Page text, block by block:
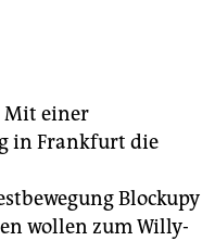
| Mit einer
in Frankfurt die
Blockupy
wollen zum Willy-